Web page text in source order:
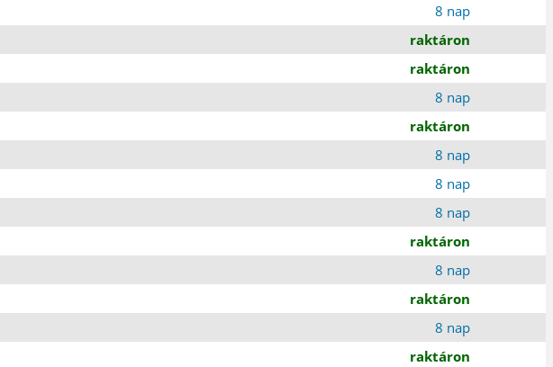
8 nap
raktáron
raktáron
8 nap
raktáron
8 nap
8 nap
8 nap
raktáron
8 nap
raktáron
8 nap
raktáron